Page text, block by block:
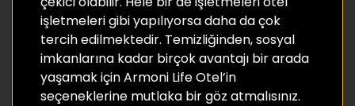
işletmeleri gibi yapılıyorsa daha da çok
tercih edilmektedir. Temizliğinden, sosyal
imkanlarına kadar birçok avantajı bir arada
yaşamak için Armoni Life Otel’in
seçeneklerine mutlaka bir göz atmalısınız.